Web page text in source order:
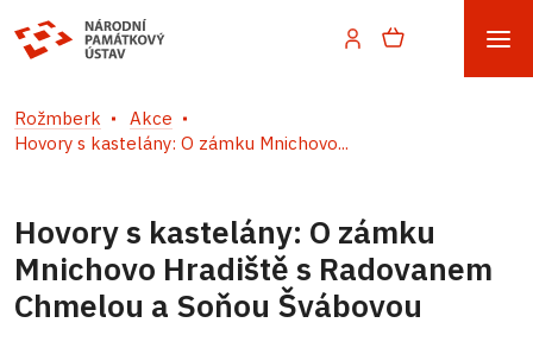
Rožmberk
Akce
Hovory s kastelány: O zámku Mnichovo...
Hovory s kastelány: O zámku
Mnichovo Hradiště s Radovanem
Chmelou a Soňou Švábovou